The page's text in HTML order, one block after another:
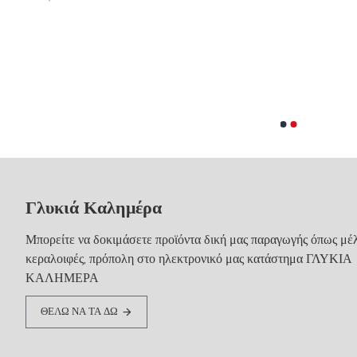
Γλυκιά Καλημέρα
Μπορείτε να δοκιμάσετε προϊόντα δική μας παραγωγής όπως
κεραλοιφές, πρόπολη στο ηλεκτρονικό μας κατάστημα ΓΛΥΚΙΑ
ΚΑΛΗΜΕΡΑ
ΘΕΛΩ ΝΑ ΤΑ ΔΩ